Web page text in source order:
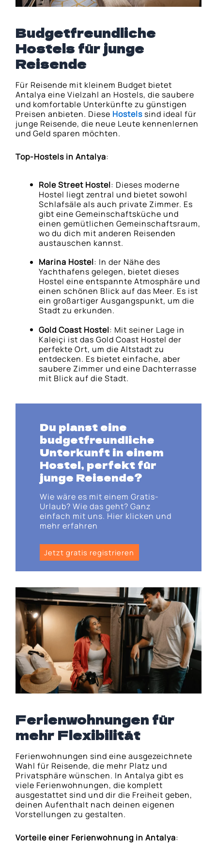
Budgetfreundliche
Hostels für junge
Reisende
Für Reisende mit kleinem Budget bietet
Antalya eine Vielzahl an Hostels, die saubere
und komfortable Unterkünfte zu günstigen
Preisen anbieten. Diese Hostels sind ideal für
junge Reisende, die neue Leute kennenlernen
und Geld sparen möchten.
Top-Hostels in Antalya:
Role Street Hostel: Dieses moderne
Hostel liegt zentral und bietet sowohl
Schlafsäle als auch private Zimmer. Es
gibt eine Gemeinschaftsküche und
einen gemütlichen Gemeinschaftsraum,
wo du dich mit anderen Reisenden
austauschen kannst.
Marina Hostel: In der Nähe des
Yachthafens gelegen, bietet dieses
Hostel eine entspannte Atmosphäre und
einen schönen Blick auf das Meer. Es ist
ein großartiger Ausgangspunkt, um die
Stadt zu erkunden.
Gold Coast Hostel: Mit seiner Lage in
Kaleiçi ist das Gold Coast Hostel der
perfekte Ort, um die Altstadt zu
entdecken. Es bietet einfache, aber
saubere Zimmer und eine Dachterrasse
mit Blick auf die Stadt.
Du planst eine
budgetfreundliche
Unterkunft in einem
Hostel, perfekt für
junge Reisende?
Wie wäre es mit einem Gratis-
Urlaub? Wie das geht? Ganz
einfach mit uns. Hier klicken und
mehr erfahren
Jetzt gratis registrieren
Ferienwohnungen für
mehr Flexibilität
Ferienwohnungen sind eine ausgezeichnete
Wahl für Reisende, die mehr Platz und
Privatsphäre wünschen. In Antalya gibt es
viele Ferienwohnungen, die komplett
ausgestattet sind und dir die Freiheit geben,
deinen Aufenthalt nach deinen eigenen
Vorstellungen zu gestalten.
Vorteile einer Ferienwohnung in Antalya: